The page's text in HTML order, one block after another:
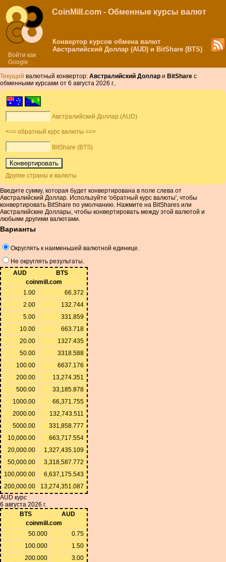
Войти как
Google
CoinMill.com - Обменные курсы валют
Конвертор курсов обмена валют
Австралийский Доллар (AUD) и BitShare (BTS)
Текущий валютный конвертор: Австралийский Доллар и BitShare с
обменными курсами от 6 августа 2026 г..
Австралийский Доллар (AUD)
<== обратный курс валюты ==>
BitShare (BTS)
Другие страны и валюты
Введите сумму, которая будет конвертирована в поле слева от
Австралийский Доллар. Используйте 'обратный курс валюты', чтобы
конвертировать BitShare по умолчанию. Нажмите на BitShares или
Австралийские Доллары, чтобы конвертировать между этой валютой и
любыми другими валютами.
Варианты
Округлять к наименьшей валютной единице.
Не округлять результаты.
AUD
BTS
coinmill.com
1.00
66.372
2.00
132.744
5.00
331.859
10.00
663.718
20.00
1327.435
50.00
3318.588
100.00
6637.176
200.00
13,274.351
500.00
33,185.878
1000.00
66,371.755
2000.00
132,743.511
5000.00
331,858.777
10,000.00
663,717.554
20,000.00
1,327,435.109
50,000.00
3,318,587.772
100,000.00
6,637,175.543
200,000.00
13,274,351.087
AUD курс
6 августа 2026 г.
BTS
AUD
coinmill.com
50.000
0.75
100.000
1.50
200.000
3.00